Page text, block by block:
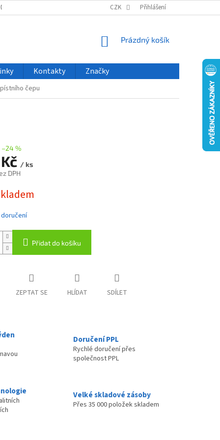
VELKOOBCHOD ČASTO KLADENÉ DOTAZY
CZK Přihlášení
NÁKUPNÍ
Prázdný košík
Kontakty Značky
čepu
–24 %
/ ks
DPH
Přidat do košíku
ZEPTAT SE HLÍDAT SDÍLET
Doručení PPL
Rychlé doručení přes
společnost PPL
Velké skladové zásoby
Přes 35 000 položek skladem